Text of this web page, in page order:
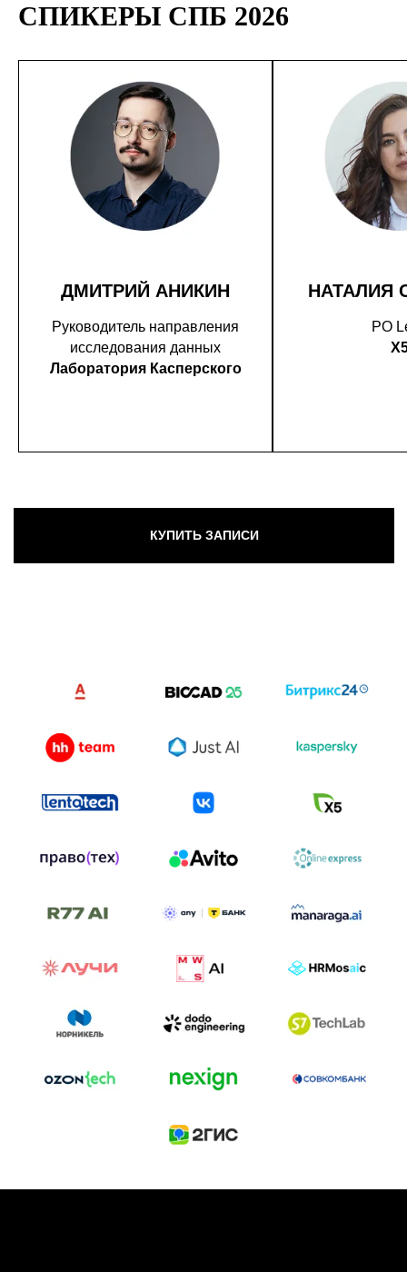
СПИКЕРЫ СПБ 2026
ДМИТРИЙ АНИКИН
Руководитель направления
исследования данных
Лаборатория Касперского
НАТАЛИЯ
PO
к построению бизнеса и созданию технологий под
И БИТВА АГЕНТОВ